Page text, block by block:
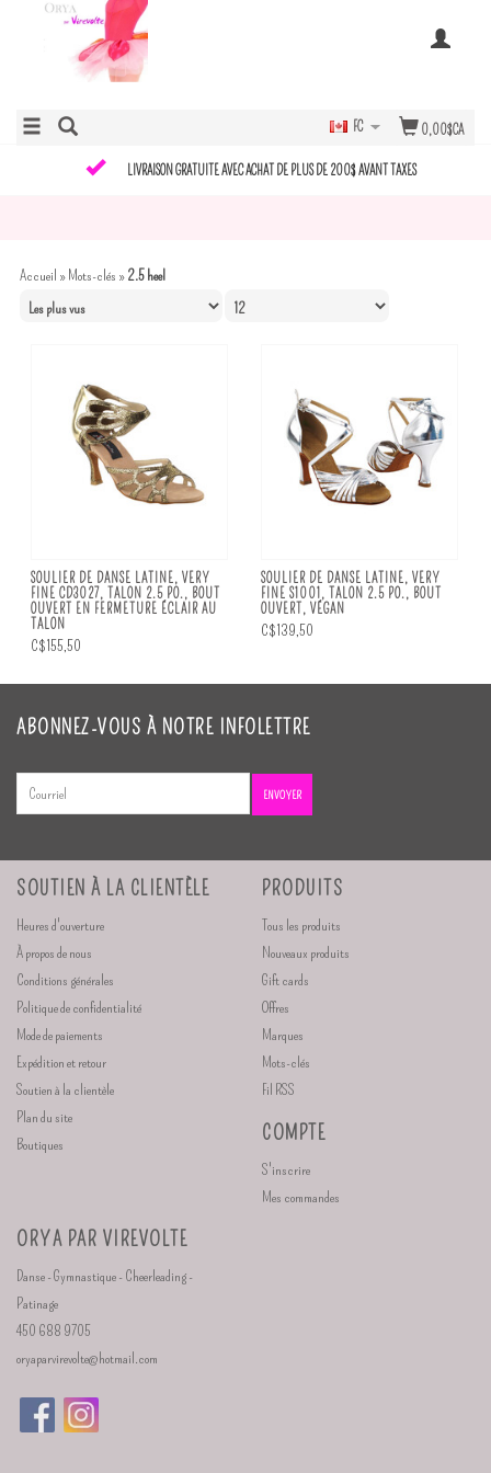
0,00$CA
FC
LIVRAISON GRATUITE AVEC ACHAT DE PLUS DE 200$ AVANT TAXES
Accueil »Mots-clés »2.5 heel
SOULIER DE DANSE LATINE, VERY
FINE CD3027, TALON 2.5 PO., BOUT
OUVERT EN FERMETURE ÉCLAIR AU
TALON
C$155,50
SOULIER DE DANSE LATINE, VERY
FINE S1001, TALON 2.5 PO., BOUT
OUVERT, VÉGAN
C$139,50
ABONNEZ-VOUS À NOTRE INFOLETTRE
ENVOYER
SOUTIEN À LA CLIENTÈLE
Heures d'ouverture
À propos de nous
Conditions générales
Politique de confidentialité
Mode de paiements
Expédition et retour
Soutien à la clientèle
Plan du site
Boutiques
PRODUITS
Tous les produits
Nouveaux produits
Gift cards
Offres
Marques
Mots-clés
Fil RSS
COMPTE
S'inscrire
Mes commandes
ORYA PAR VIREVOLTE
Danse - Gymnastique - Cheerleading -
Patinage
450 688 9705
oryaparvirevolte@hotmail.com